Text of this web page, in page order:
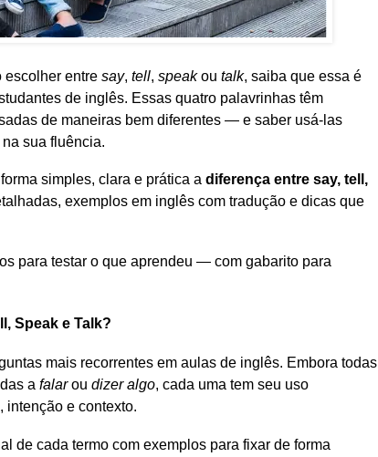
escolher entre say, tell, speakou talk, saiba que essa é
de inglês. Essas quatro palavrinhas têm
de maneiras bem diferentes — e saber usá-las
sua fluência.
simples, clara e prática a diferença entre say, tell,
exemplos em inglês com tradução e dicas que
para testar o que aprendeu — com gabarito para
Speak e Talk?
mais recorrentes em aulas de inglês. Embora todas
a falarou dizer algo, cada uma tem seu uso
intenção e contexto.
de cada termo com exemplos para fixar de forma